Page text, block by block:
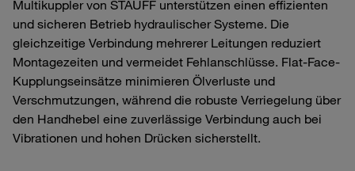
Multikuppler von STAUFF unterstützen einen effizienten
und sicheren Betrieb hydraulischer Systeme. Die
gleichzeitige Verbindung mehrerer Leitungen reduziert
Montagezeiten und vermeidet Fehlanschlüsse. Flat-Face-
Kupplungseinsätze minimieren Ölverluste und
Verschmutzungen, während die robuste Verriegelung über
den Handhebel eine zuverlässige Verbindung auch bei
Vibrationen und hohen Drücken sicherstellt.